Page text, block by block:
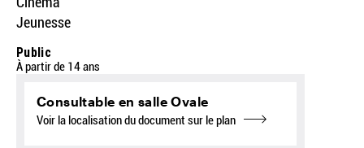
Jeunesse
Public
À partir de 14 ans
Consultable en salle Ovale
Voir la localisation du document sur le plan